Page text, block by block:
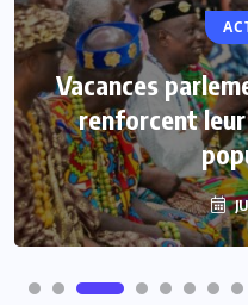
Vacances
renforcent